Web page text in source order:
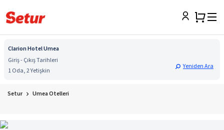
Clarion Hotel Umea
Giriş - Çıkış Tarihleri
1 Oda, 2 Yetişkin
Yeniden Ara
Setur Umea Otelleri